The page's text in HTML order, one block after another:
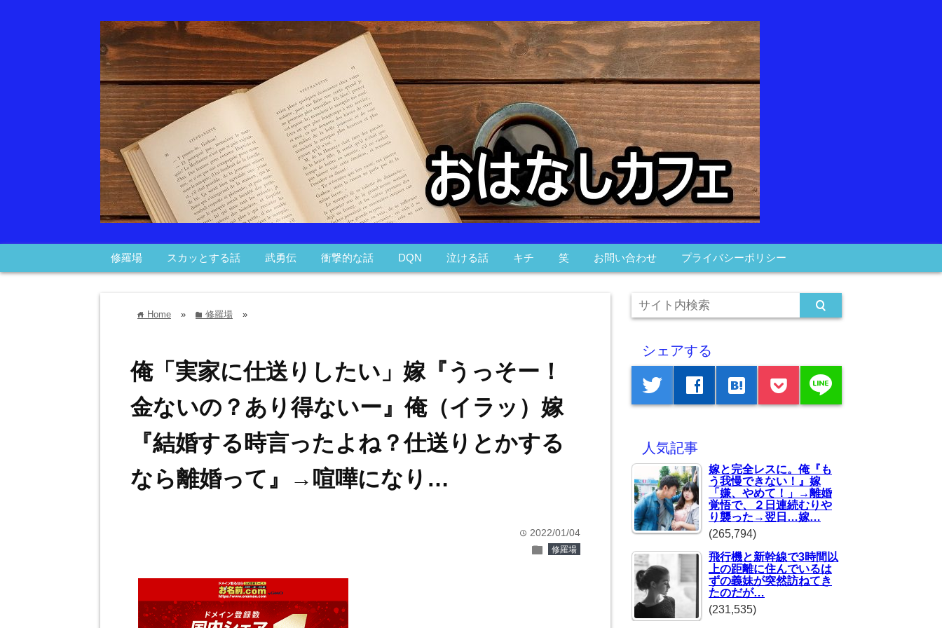
修羅場 スカッとする話 武勇伝 衝撃的な話 DQN 泣ける話 キチ 笑 お問い合わせ プライバシーポリシー
home Home » folder 修羅場 »
俺「実家に仕送りしたい」嫁『うっそー！
金ないの？あり得ないー』俺（イラッ）嫁
『結婚する時言ったよね？仕送りとかする
なら離婚って』→喧嘩になり…
time 2022/01/04
folder 修羅場
シェアする
twitter facebook hatenabookmark line
人気記事
嫁と完全レスに。俺『も
う我慢できない！』嫁
「嫌、やめて！」→離婚
覚悟で、２日連続むりや
り襲った→翌日…嫁…
(265,794)
飛行機と新幹線で3時間以
上の距離に住んでいるは
ずの義妹が突然訪ねてき
たのだが…
(231,535)